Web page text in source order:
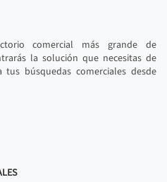
comercial más grande de
la solución que necesitas de
búsquedas comerciales desde